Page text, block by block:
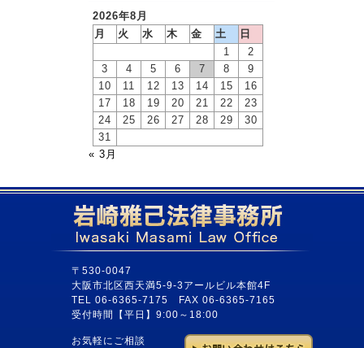
2026年8月
月
火 水 木 金 土
日
1
2
3
4 5 6 7 8
9
10
11 12 13 14 15
16
17
18 19 20 21 22
23
24
25 26 27 28 29
30
31
« 3月
〒530-0047
大阪市北区西天満5-9-3アールビル本館4F
TEL 06-6365-7175 FAX 06-6365-7165
受付時間【平日】9:00～18:00
お気軽にご相談